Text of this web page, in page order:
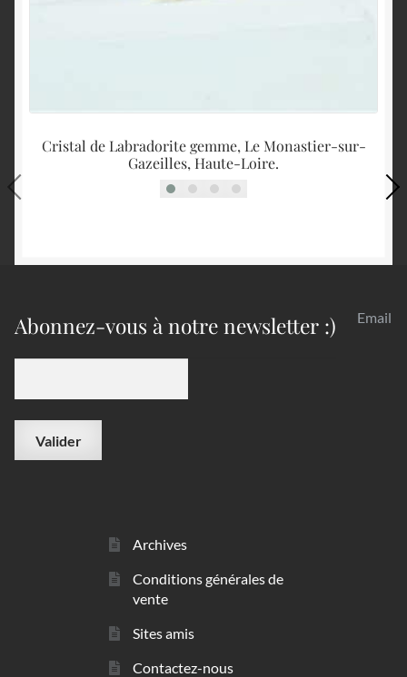
Cristal de Labradorite gemme, Le Monastier-sur-
Gazeilles, Haute-Loire.
Abonnez-vous à notre newsletter :) Email
Archives
Conditions générales de
vente
Sites amis
Contactez-nous